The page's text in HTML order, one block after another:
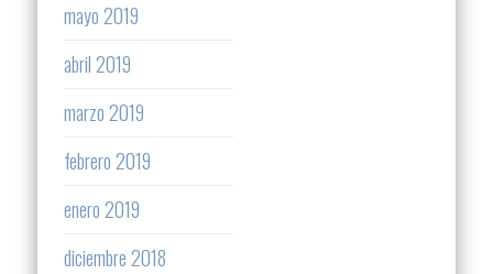
mayo 2019
abril 2019
marzo 2019
febrero 2019
enero 2019
diciembre 2018